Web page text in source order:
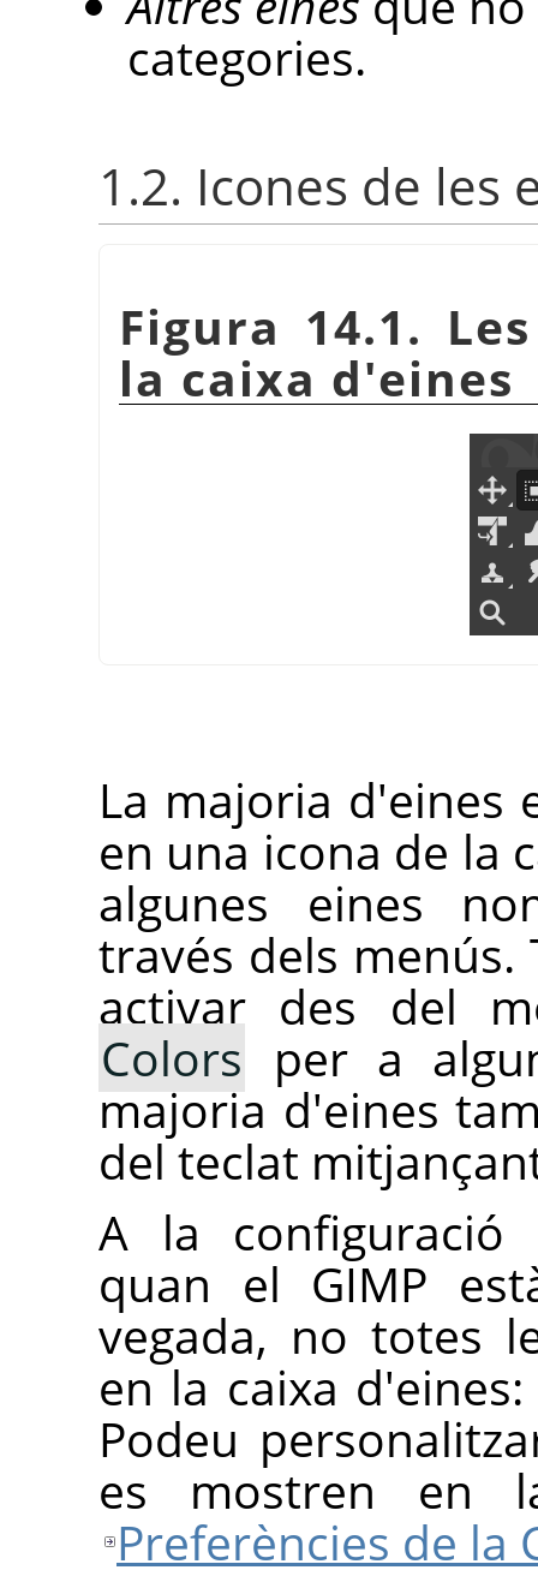
categories.
1.2. Icones de les
Figura 14.1.
la caixa d'eines
La majoria d'eines
en una icona de la
algunes eines
través dels menús.
activar des del
Colors per a
majoria d'eines
del teclat
A la configuració
quan el GIMP
vegada, no totes
en la caixa
Podeu
es mostren en
Preferències de la